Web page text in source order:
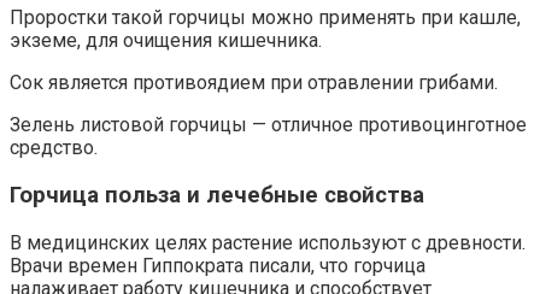
Проростки такой горчицы можно применять при кашле,
экземе, для очищения кишечника.
Сок является противоядием при отравлении грибами.
Зелень листовой горчицы — отличное противоцинготное
средство.
Горчица польза и лечебные свойства
В медицинских целях растение используют с древности.
Врачи времен Гиппократа писали, что горчица
налаживает работу кишечника и способствует